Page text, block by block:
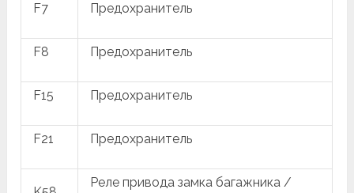
F7 Предохранитель
F8 Предохранитель
F15 Предохранитель
F21 Предохранитель
Реле привода замка багажника /